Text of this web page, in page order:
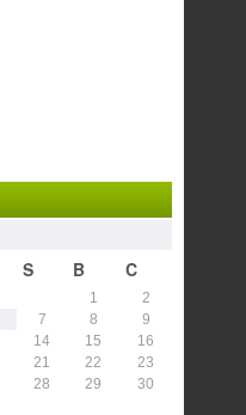
S B C
1
2
7 8
9
14 15
16
21 22
23
28 29
30